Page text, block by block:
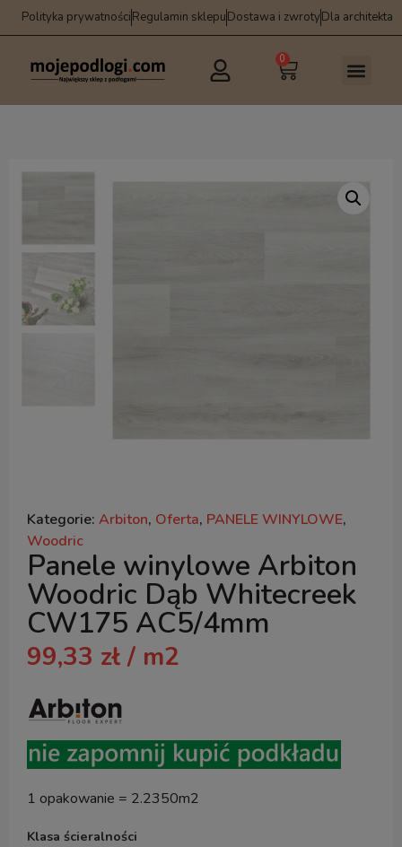
Polityka prywatnościRegulamin sklepuDostawa i zwrotyDla architekta
0
Kategorie: Arbiton, Oferta, PANELE WINYLOWE,
Woodric
Panele winylowe Arbiton
Woodric Dąb Whitecreek
CW175 AC5/4mm
99,33 zł / m2
1 opakowanie = 2.2350m2
Klasa ścieralności